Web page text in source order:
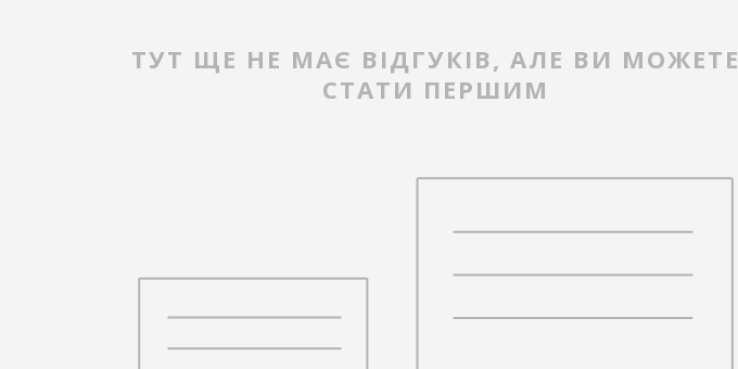
ТУТ ЩЕ НЕ МАЄ ВІДГУКІВ, АЛЕ ВИ МОЖЕТЕ
СТАТИ ПЕРШИМ